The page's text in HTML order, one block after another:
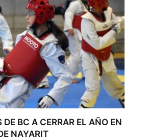
BC A CERRAR EL AÑO EN
NAYARIT